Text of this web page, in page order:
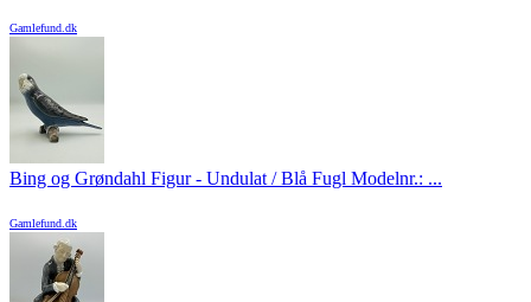
Gamlefund.dk
Bing og Grøndahl Figur - Undulat / Blå Fugl Modelnr.: ...
Gamlefund.dk